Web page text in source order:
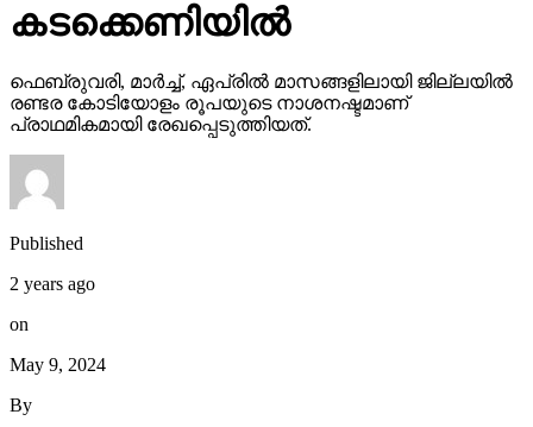
കടക്കെണിയിൽ
ഫെബ്രുവരി, മാർച്ച്, ഏപ്രിൽ മാസങ്ങളിലായി ജില്ലയിൽ
രണ്ടര കോടിയോളം രൂപയുടെ നാശനഷ്ടമാണ്
പ്രാഥമികമായി രേഖപ്പെടുത്തിയത്.
Published
2 years ago
on
May 9, 2024
By